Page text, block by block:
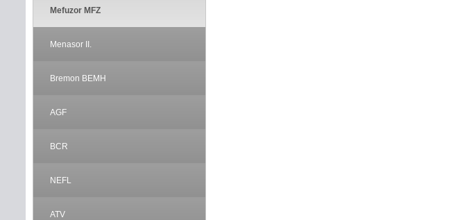
Mefuzor MFZ
Menasor II.
Bremon BEMH
AGF
BCR
NEFL
ATV